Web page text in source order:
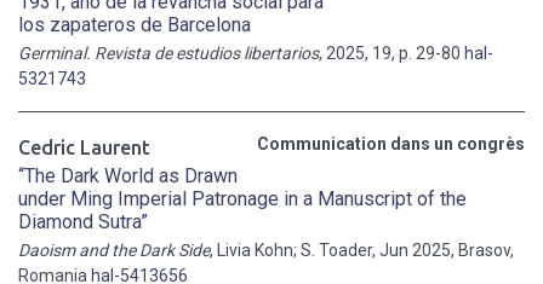
los zapateros de Barcelona
Germinal. Revista de estudios libertarios, 2025, 19, p. 29-80 hal-
5321743
Communication dans un congrès
Cedric Laurent
“The Dark World as Drawn
under Ming Imperial Patronage in a Manuscript of the
Diamond Sutra”
Daoism and the Dark Side, Livia Kohn; S. Toader, Jun 2025, Brasov,
Romania hal-5413656